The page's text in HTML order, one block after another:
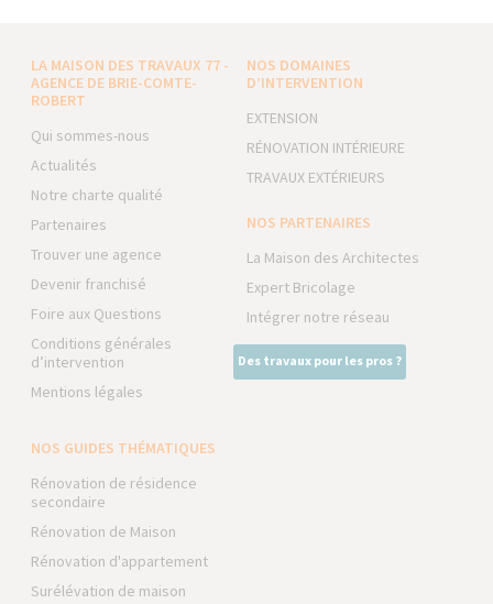
LA MAISON DES TRAVAUX 77 -
AGENCE DE BRIE-COMTE-
ROBERT
Qui sommes-nous
Actualités
Notre charte qualité
Partenaires
Trouver une agence
Devenir franchisé
Foire aux Questions
Conditions générales
d’intervention
Mentions légales
NOS DOMAINES
D’INTERVENTION
EXTENSION
RÉNOVATION INTÉRIEURE
TRAVAUX EXTÉRIEURS
NOS PARTENAIRES
La Maison des Architectes
Expert Bricolage
Intégrer notre réseau
Des travaux pour les pros ?
NOS GUIDES THÉMATIQUES
Rénovation de résidence
secondaire
Rénovation de Maison
Rénovation d'appartement
Surélévation de maison